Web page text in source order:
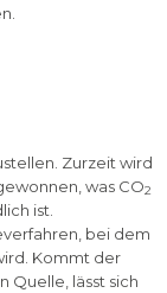
Zurzeit wird
was CO2
ist.
bei dem
Kommt der
Quelle, lässt sich